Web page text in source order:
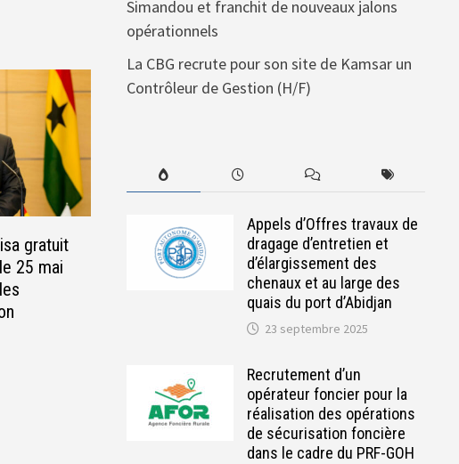
gratuit
25 mai
Simandou et franchit de nouveaux jalons
opérationnels
La CBG recrute pour son site de Kamsar un
Contrôleur de Gestion (H/F)
Appels d’Offres travaux de
dragage d’entretien et
d’élargissement des
chenaux et au large des
quais du port d’Abidjan
23 septembre 2025
Recrutement d’un
opérateur foncier pour la
réalisation des opérations
de sécurisation foncière
dans le cadre du PRF-GOH